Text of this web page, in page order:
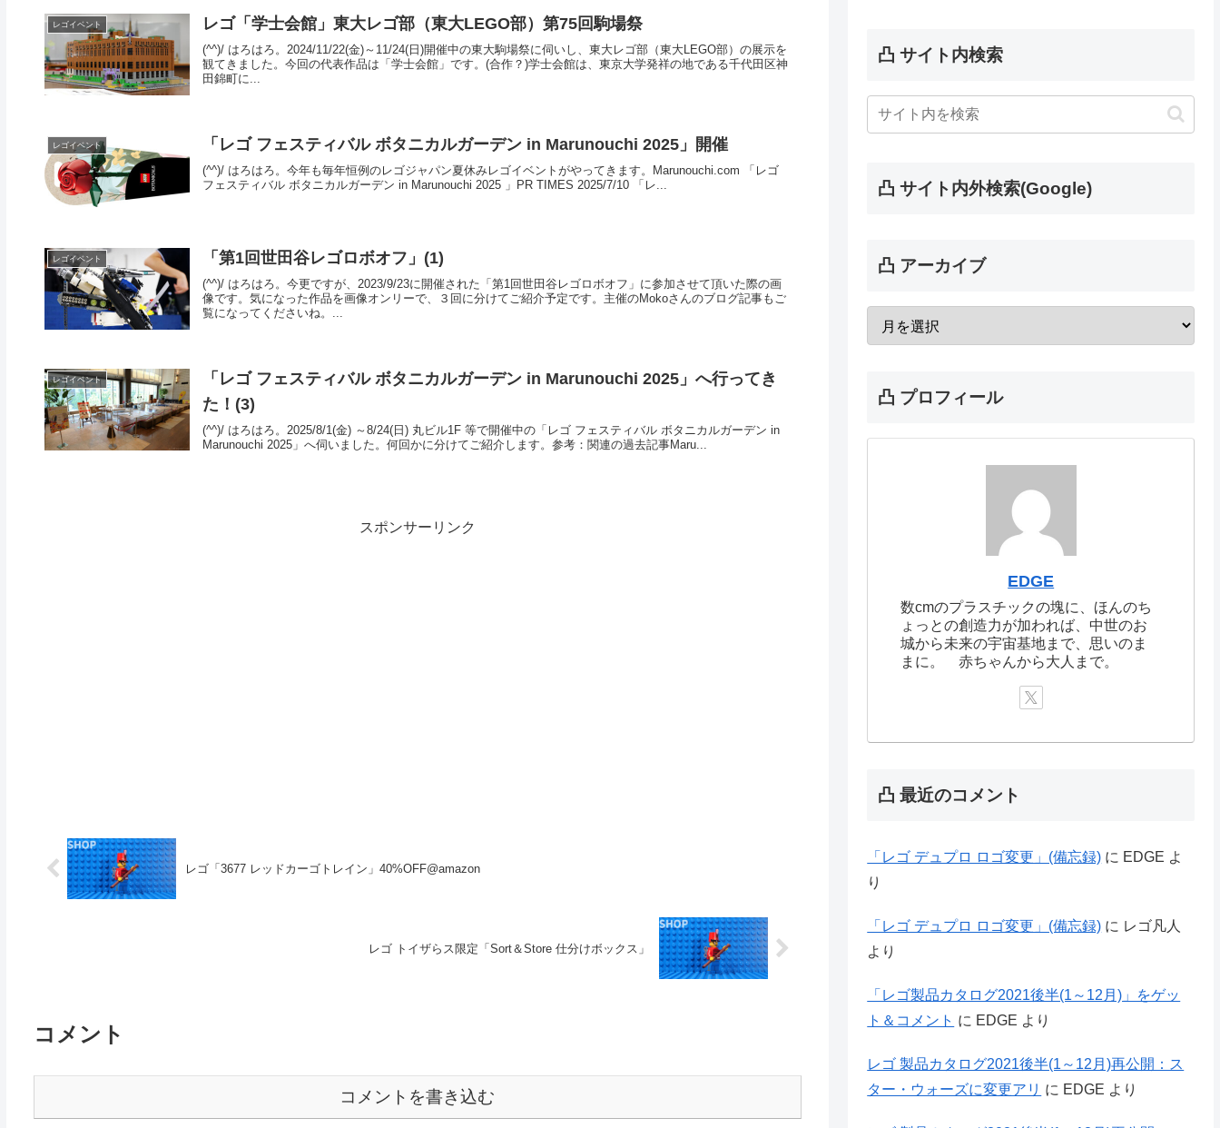
レゴイベント レゴ「学士会館」東大レゴ部（東大LEGO部）第75回駒場祭
(^^)/ はろはろ。2024/11/22(金)～11/24(日)開催中の東大駒場祭に伺いし、東大レゴ部（東大LEGO部）の展示を
観てきました。今回の代表作品は「学士会館」です。(合作？)学士会館は、東京大学発祥の地である千代田区神
田錦町に...
レゴイベント 「レゴ フェスティバル ボタニカルガーデン in Marunouchi 2025」開催
(^^)/ はろはろ。今年も毎年恒例のレゴジャパン夏休みレゴイベントがやってきます。Marunouchi.com 「レゴ
フェスティバル ボタニカルガーデン in Marunouchi 2025 」PR TIMES 2025/7/10 「レ...
レゴイベント 「第1回世田谷レゴロボオフ」(1)
(^^)/ はろはろ。今更ですが、2023/9/23に開催された「第1回世田谷レゴロボオフ」に参加させて頂いた際の画
像です。気になった作品を画像オンリーで、３回に分けてご紹介予定です。主催のMokoさんのブログ記事もご
覧になってくださいね。...
レゴイベント
「レゴ フェスティバル ボタニカルガーデン in Marunouchi 2025」へ行ってき
た！(3)
(^^)/ はろはろ。2025/8/1(金) ～8/24(日) 丸ビル1F 等で開催中の「レゴ フェスティバル ボタニカルガーデン in
Marunouchi 2025」へ伺いました。何回かに分けてご紹介します。参考：関連の過去記事Maru...
スポンサーリンク
レゴ「3677 レッドカーゴトレイン」40%OFF@amazon
レゴ トイザらス限定「Sort＆Store 仕分けボックス」
コメント
コメントを書き込む
凸 サイト内検索
凸 サイト内外検索(Google)
凸 アーカイブ
凸 プロフィール
EDGE
数cmのプラスチックの塊に、ほんのち
ょっとの創造力が加われば、中世のお
城から未来の宇宙基地まで、思いのま
まに。 赤ちゃんから大人まで。
凸 最近のコメント
「レゴ デュプロ ロゴ変更」(備忘録) に EDGE よ
り
「レゴ デュプロ ロゴ変更」(備忘録) に レゴ凡人
より
「レゴ製品カタログ2021後半(1～12月)」をゲッ
ト＆コメント に EDGE より
レゴ 製品カタログ2021後半(1～12月)再公開：ス
ター・ウォーズに変更アリ に EDGE より